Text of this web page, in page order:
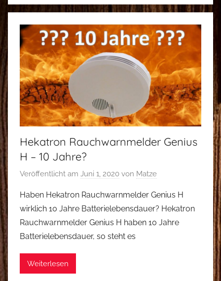
Hekatron Rauchwarnmelder Genius
H – 10 Jahre?
Veröffentlicht am Juni 1, 2020 von Matze
Haben Hekatron Rauchwarnmelder Genius H
wirklich 10 Jahre Batterielebensdauer? Hekatron
Rauchwarnmelder Genius H haben 10 Jahre
Batterielebensdauer, so steht es
Weiterlesen